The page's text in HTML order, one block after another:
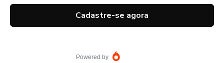
Cadastre-se agora
Powered by